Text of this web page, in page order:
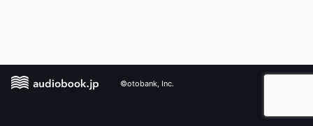
©otobank, Inc.